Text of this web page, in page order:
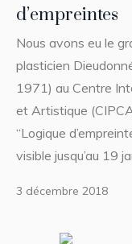
d’empreintes
Nous avons eu le
plasticien
1971) au Centre
et Artistique
“Logique
visible jusqu’au 19
3 décembre 2018